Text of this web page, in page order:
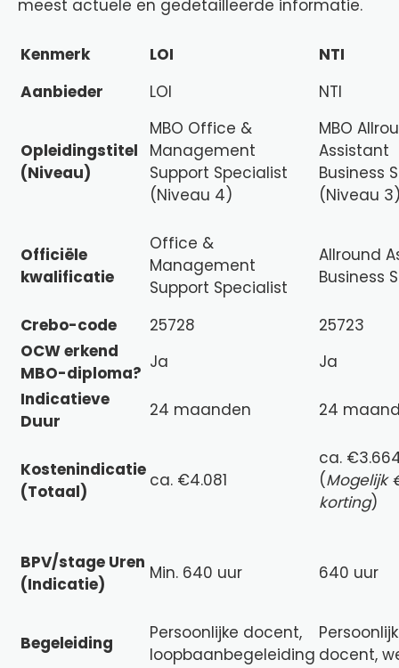
meest actuele en gedetailleerde informatie.
Kenmerk LOI
NTI
Aanbieder
LOI NTI
Opleidingstitel
(Niveau)
MBO Office &
Management
Support Specialist
(Niveau 4)
MBO
Assistant
Business
(Niveau
Officiële
kwalificatie
Office &
Management
Support Specialist
Allround
Business
Crebo-code 25728
25723
OCW erkend
MBO-diploma?
Ja
Ja
Indicatieve
Duur
24 maanden 24
Kostenindicatie
(Totaal)
ca. €4.081
ca.
(Mogelijk
korting)
BPV/stage Uren
(Indicatie)
Min. 640 uur 640 uur
Begeleiding
Persoonlijke docent,
loopbaanbegeleiding docent,